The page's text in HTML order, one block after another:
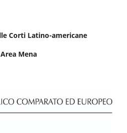
Corti Latino-americane
Mena